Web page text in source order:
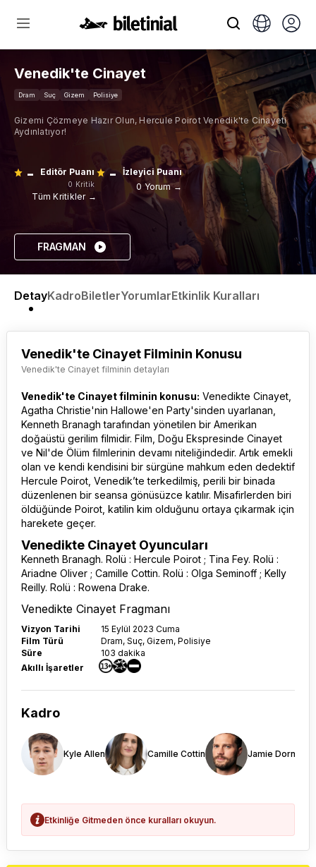
Venedik'te Cinayet
Dram Suç Gizem Polisiye
Gizemi Çözmeye Hazır Olun, Hercule Poirot Venedik'te Cinayeti
Aydınlatıyor!
- Editör Puanı
0 Kritik
Tüm Kritikler →
- İzleyici Puanı
0 Yorum →
FRAGMAN
DetayKadroBiletlerYorumlarEtkinlik Kuralları
Venedik'te Cinayet Filminin Konusu
Venedik'te Cinayet filminin detayları
Venedik'te Cinayet filminin konusu: Venedikte Cinayet
Agatha Christie'nin Hallowe'en Party'sinden uyarlanan,
Kenneth Branagh tarafından yönetilen bir Amerikan
doğaüstü gerilim filmidir. Film, Doğu Ekspresinde Cinayet
ve Nil'de Ölüm filmlerinin devamı niteliğindedir. Artık emekli
olan ve kendi kendisini bir sürgüne mahkum eden dedektif
Hercule Poirot, Venedik’te terkedilmiş, perili bir binada
düzenlenen bir seansa gönüsüzce katılır. Misafirlerden biri
öldüğünde Poirot, katilin kim olduğunu ortaya çıkarmak için
harekete geçer.
Venedikte Cinayet Oyuncuları
Kenneth Branagh. Rolü : Hercule Poirot ; Tina Fey. Rolü :
Ariadne Oliver ; Camille Cottin. Rolü : Olga Seminoff ; Kelly
Reilly. Rolü : Rowena Drake.
Venedikte Cinayet Fragmanı
Vizyon Tarihi
15 Eylül 2023 Cuma
Film Türü
Dram, Suç, Gizem, Polisiye
Süre
103 dakika
Akıllı İşaretler
Kadro
Kyle Allen Camille Cottin Jamie Dornan
Etkinliğe Gitmeden önce kuralları okuyun.